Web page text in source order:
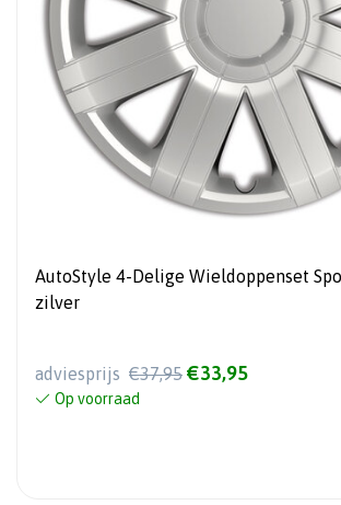
AutoStyle 4-Delige Wieldoppenset
zilver
adviesprijs €37,95 €33,95
Op voorraad